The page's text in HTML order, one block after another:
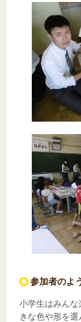
参加者のよ
小学生はみん
きな色や形を